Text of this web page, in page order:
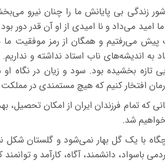
زندگی بی پایانش ما را چنان نیرو
ما امید می‌داد و نا امیدی از او آن قدر
پیش می‌رفتیم و همگان از رمز موفقیت
به اندیشه‌های ناب استاد نداشته و نداریم.
تازه بخشیده بود. سود و زیان در نگاه
افتخار كنیم كه هیچ مستمندی در مملكت
که تمام فرزندان ایران از امكان تحصیل،
شد.
با یک گل بهار نمی‌شود و گلستان شکل
باسواد، دانشمند، آگاه، كارآمد و